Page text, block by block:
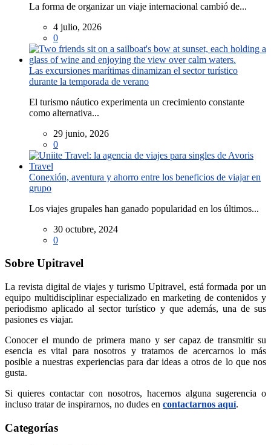
La forma de organizar un viaje internacional cambió de...
4 julio, 2026
0
Las excursiones marítimas dinamizan el sector turístico
durante la temporada de verano
El turismo náutico experimenta un crecimiento constante
como alternativa...
29 junio, 2026
0
Conexión, aventura y ahorro entre los beneficios de viajar en
grupo
Los viajes grupales han ganado popularidad en los últimos...
30 octubre, 2024
0
Sobre Upitravel
La revista digital de viajes y turismo Upitravel, está formada por un
equipo multidisciplinar especializado en marketing de contenidos y
periodismo aplicado al sector turístico y que además, una de sus
pasiones es viajar.
Conocer el mundo de primera mano y ser capaz de transmitir su
esencia es vital para nosotros y tratamos de acercarnos lo más
posible a nuestras experiencias para dar ideas a otros de lo que nos
gusta.
Si quieres contactar con nosotros, hacernos alguna sugerencia o
incluso tratar de inspirarnos, no dudes en contactarnos aquí.
Categorías